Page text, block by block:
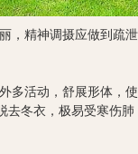
精神调摄应做到疏泄
活动，舒展形体，使
冬衣，极易受寒伤